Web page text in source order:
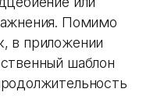
Помимо
в приложении
шаблон